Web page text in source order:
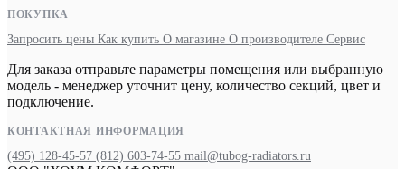
ПОКУПКА
Запросить цены Как купить О магазине О производителе Сервис
Для заказа отправьте параметры помещения или выбранную
модель - менеджер уточнит цену, количество секций, цвет и
подключение.
КОНТАКТНАЯ ИНФОРМАЦИЯ
(495) 128-45-57 (812) 603-74-55 mail@tubog-radiators.ru